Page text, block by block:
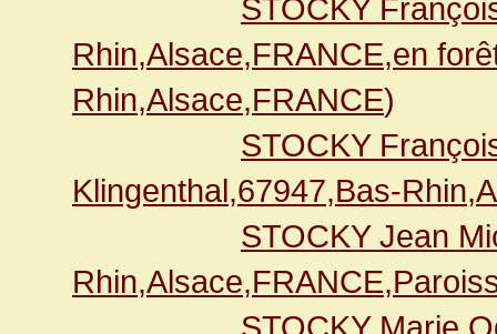
STOCKY
Rhin,Alsace,FRANCE,en
Rhin,Alsace,FRANCE)
STOCKY
Klingenthal,67947,Bas-
STOCKY Jean